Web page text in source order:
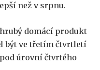
než v srpnu.
domácí produkt
být ve třetím čtvrtletí
úrovní čtvrtého